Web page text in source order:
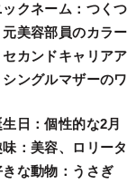
ックネーム ：つく
元美容部員のカラ
セカンドキャリア
シングルマザーの
日 ：個性的な2月
味 ：美容、ロリー
きな動物 ：うさぎ